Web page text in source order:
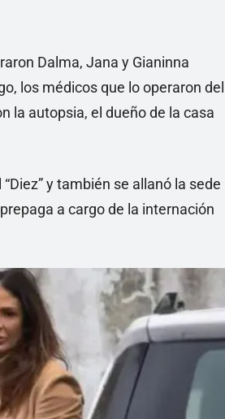
Dalma, Jana y Gianinna
los médicos que lo operaron del
la autopsia, el dueño de la casa
y también se allanó la sede
a cargo de la internación